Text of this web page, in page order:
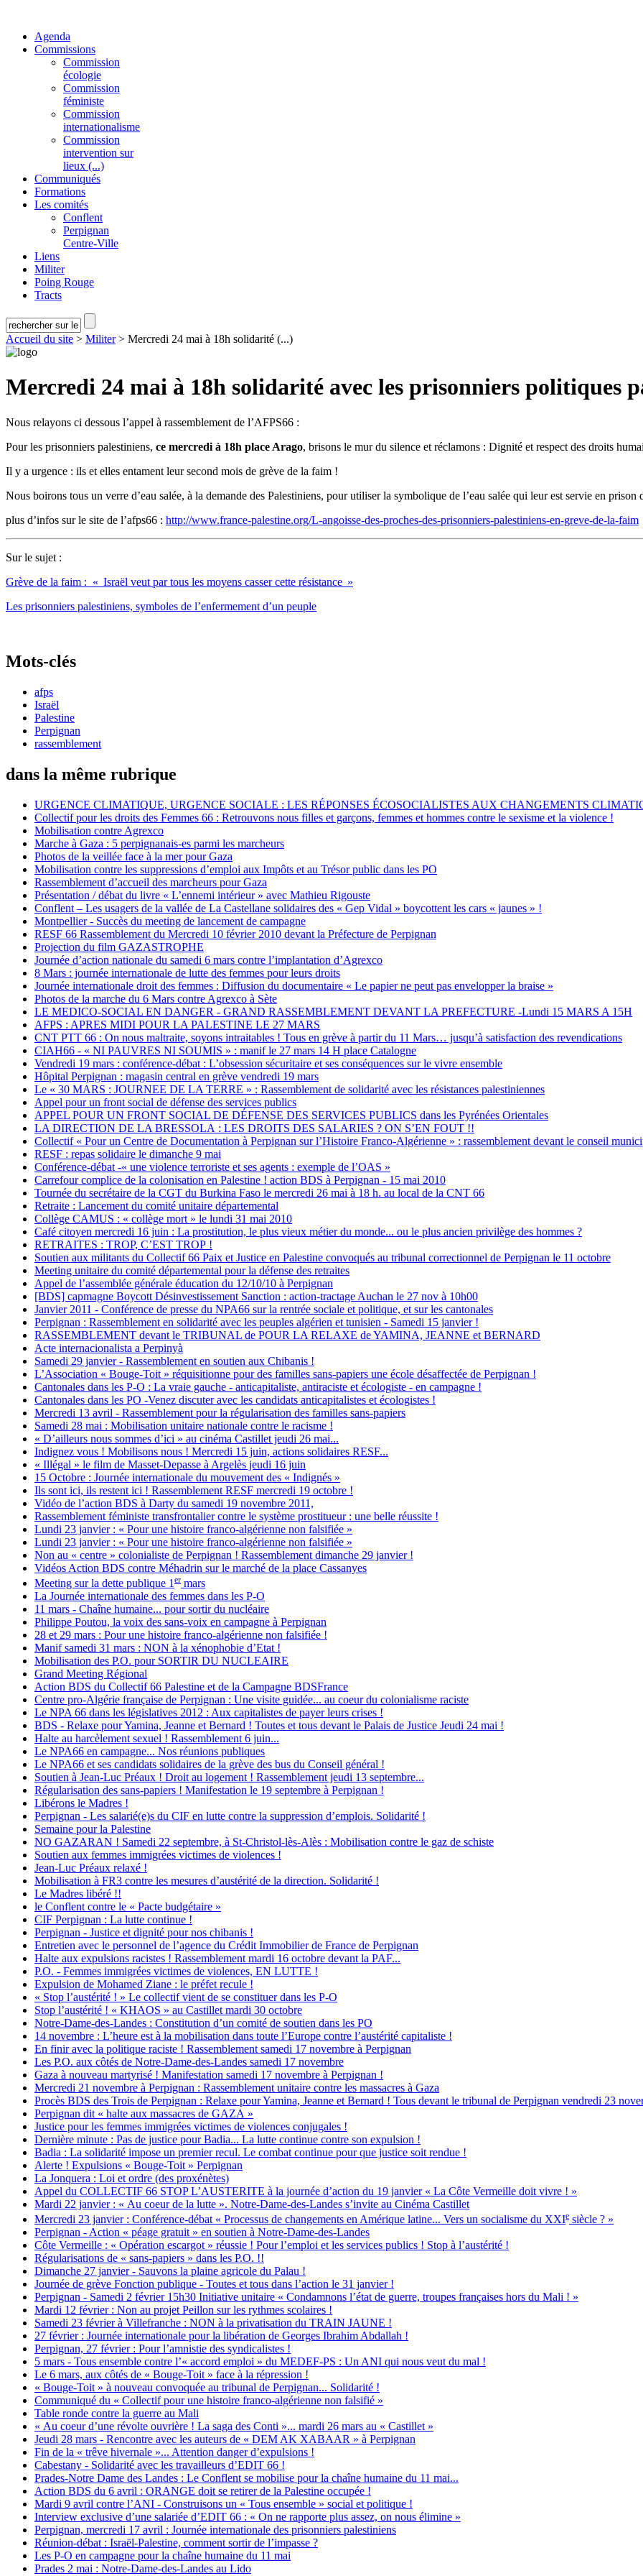
Agenda
Commissions
Commission
écologie
Commission
féministe
Commission
internationalisme
Commission
intervention sur
lieux (...)
Communiqués
Formations
Les comités
Conflent
Perpignan
Centre-Ville
Liens
Militer
Poing Rouge
Tracts
Accueil du site > Militer> Mercredi 24 mai à 18h solidarité (...)
Mercredi 24 mai à 18h solidarité avec les prisonniers politiques
Nous relayons ci dessous l’appel à rassemblement de l’AFPS66 :
Pour les prisonniers palestiniens, ce mercredi à 18h place Arago, brisons le mur du silence et réclamons : Dignité et respect des droits
Il y a urgence : ils et elles entament leur second mois de grève de la faim !
Nous boirons tous un verre d’eau salée, à la demande des Palestiniens, pour utiliser la symbolique de l’eau salée qui leur est servie en prison
plus d’infos sur le site de l’afps66 : http://www.france-palestine.org/L-angoisse-des-proches-des-prisonniers-palestiniens-en-greve-de-la-faim
Sur le sujet :
Grève de la faim : « Israël veut par tous les moyens casser cette résistance »
Les prisonniers palestiniens, symboles de l’enfermement d’un peuple
Mots-clés
afps
Israël
Palestine
Perpignan
rassemblement
dans la même rubrique
URGENCE CLIMATIQUE, URGENCE SOCIALE : LES RÉPONSES ÉCOSOCIALISTES AUX CHANGEMENTS
Collectif pour les droits des Femmes 66 : Retrouvons nous filles et garçons, femmes et hommes contre le sexisme et la violence !
Mobilisation contre Agrexco
Marche à Gaza : 5 perpignanais-es parmi les marcheurs
Photos de la veillée face à la mer pour Gaza
Mobilisation contre les suppressions d’emploi aux Impôts et au Trésor public dans les PO
Rassemblement d’accueil des marcheurs pour Gaza
Présentation / débat du livre « L’ennemi intérieur » avec Mathieu Rigouste
Conflent – Les usagers de la vallée de La Castellane solidaires des « Gep Vidal » boycottent les cars « jaunes » !
Montpellier - Succès du meeting de lancement de campagne
RESF 66 Rassemblement du Mercredi 10 février 2010 devant la Préfecture de Perpignan
Projection du film GAZASTROPHE
Journée d’action nationale du samedi 6 mars contre l’implantation d’Agrexco
8 Mars : journée internationale de lutte des femmes pour leurs droits
Journée internationale droit des femmes : Diffusion du documentaire « Le papier ne peut pas envelopper la braise »
Photos de la marche du 6 Mars contre Agrexco à Sète
LE MEDICO-SOCIAL EN DANGER - GRAND RASSEMBLEMENT DEVANT LA PREFECTURE -Lundi 15 MARS A 15H
AFPS : APRES MIDI POUR LA PALESTINE LE 27 MARS
CNT PTT 66 : On nous maltraite, soyons intraitables ! Tous en grève à partir du 11 Mars… jusqu’à satisfaction des revendications
CIAH66 - « NI PAUVRES NI SOUMIS » : manif le 27 mars 14 H place Catalogne
Vendredi 19 mars : conférence-débat : L’obsession sécuritaire et ses conséquences sur le vivre ensemble
Hôpital Perpignan : magasin central en grève vendredi 19 mars
Le « 30 MARS : JOURNEE DE LA TERRE » : Rassemblement de solidarité avec les résistances palestiniennes
Appel pour un front social de défense des services publics
APPEL POUR UN FRONT SOCIAL DE DÉFENSE DES SERVICES PUBLICS dans les Pyrénées Orientales
LA DIRECTION DE LA BRESSOLA : LES DROITS DES SALARIES ? ON S’EN FOUT !!
Collectif « Pour un Centre de Documentation à Perpignan sur l’Histoire Franco-Algérienne » : rassemblement devant le conseil
RESF : repas solidaire le dimanche 9 mai
Conférence-débat -« une violence terroriste et ses agents : exemple de l’OAS »
Carrefour complice de la colonisation en Palestine ! action BDS à Perpignan - 15 mai 2010
Tournée du secrétaire de la CGT du Burkina Faso le mercredi 26 mai à 18 h. au local de la CNT 66
Retraite : Lancement du comité unitaire départemental
Collège CAMUS : « collège mort » le lundi 31 mai 2010
Café citoyen mercredi 16 juin : La prostitution, le plus vieux métier du monde... ou le plus ancien privilège des hommes ?
RETRAITES : TROP, C’EST TROP !
Soutien aux militants du Collectif 66 Paix et Justice en Palestine convoqués au tribunal correctionnel de Perpignan le 11 octobre
Meeting unitaire du comité départemental pour la défense des retraites
Appel de l’assemblée générale éducation du 12/10/10 à Perpignan
[BDS] capmagne Boycott Désinvestissement Sanction : action-tractage Auchan le 27 nov à 10h00
Janvier 2011 - Conférence de presse du NPA66 sur la rentrée sociale et politique, et sur les cantonales
Perpignan : Rassemblement en solidarité avec les peuples algérien et tunisien - Samedi 15 janvier !
RASSEMBLEMENT devant le TRIBUNAL de POUR LA RELAXE de YAMINA, JEANNE et BERNARD
Acte internacionalista a Perpinyà
Samedi 29 janvier - Rassemblement en soutien aux Chibanis !
L’Association « Bouge-Toit » réquisitionne pour des familles sans-papiers une école désaffectée de Perpignan !
Cantonales dans les P-O : La vraie gauche - anticapitaliste, antiraciste et écologiste - en campagne !
Cantonales dans les PO -Venez discuter avec les candidats anticapitalistes et écologistes !
Mercredi 13 avril - Rassemblement pour la régularisation des familles sans-papiers
Samedi 28 mai : Mobilisation unitaire nationale contre le racisme !
« D’ailleurs nous sommes d’ici » au cinéma Castillet jeudi 26 mai...
Indignez vous ! Mobilisons nous ! Mercredi 15 juin, actions solidaires RESF...
« Illégal » le film de Masset-Depasse à Argelès jeudi 16 juin
15 Octobre : Journée internationale du mouvement des « Indignés »
Ils sont ici, ils restent ici ! Rassemblement RESF mercredi 19 octobre !
Vidéo de l’action BDS à Darty du samedi 19 novembre 2011,
Rassemblement féministe transfrontalier contre le système prostitueur : une belle réussite !
Lundi 23 janvier : « Pour une histoire franco-algérienne non falsifiée »
Lundi 23 janvier : « Pour une histoire franco-algérienne non falsifiée »
Non au « centre » colonialiste de Perpignan ! Rassemblement dimanche 29 janvier !
Vidéos Action BDS contre Méhadrin sur le marché de la place Cassanyes
Meeting sur la dette publique 1 er mars
La Journée internationale des femmes dans les P-O
11 mars - Chaîne humaine... pour sortir du nucléaire
Philippe Poutou, la voix des sans-voix en campagne à Perpignan
28 et 29 mars : Pour une histoire franco-algérienne non falsifiée !
Manif samedi 31 mars : NON à la xénophobie d’Etat !
Mobilisation des P.O. pour SORTIR DU NUCLEAIRE
Grand Meeting Régional
Action BDS du Collectif 66 Palestine et de la Campagne BDSFrance
Centre pro-Algérie française de Perpignan : Une visite guidée... au coeur du colonialisme raciste
Le NPA 66 dans les législatives 2012 : Aux capitalistes de payer leurs crises !
BDS - Relaxe pour Yamina, Jeanne et Bernard ! Toutes et tous devant le Palais de Justice Jeudi 24 mai !
Halte au harcèlement sexuel ! Rassemblement 6 juin...
Le NPA66 en campagne... Nos réunions publiques
Le NPA66 et ses candidats solidaires de la grève des bus du Conseil général !
Soutien à Jean-Luc Préaux ! Droit au logement ! Rassemblement jeudi 13 septembre...
Régularisation des sans-papiers ! Manifestation le 19 septembre à Perpignan !
Libérons le Madres !
Perpignan - Les salarié(e)s du CIF en lutte contre la suppression d’emplois. Solidarité !
Semaine pour la Palestine
NO GAZARAN ! Samedi 22 septembre, à St-Christol-lès-Alès : Mobilisation contre le gaz de schiste
Soutien aux femmes immigrées victimes de violences !
Jean-Luc Préaux relaxé !
Mobilisation à FR3 contre les mesures d’austérité de la direction. Solidarité !
Le Madres libéré !!
le Conflent contre le « Pacte budgétaire »
CIF Perpignan : La lutte continue !
Perpignan - Justice et dignité pour nos chibanis !
Entretien avec le personnel de l’agence du Crédit Immobilier de France de Perpignan
Halte aux expulsions racistes ! Rassemblement mardi 16 octobre devant la PAF...
P.O. - Femmes immigrées victimes de violences, EN LUTTE !
Expulsion de Mohamed Ziane : le préfet recule !
« Stop l’austérité ! » Le collectif vient de se constituer dans les P-O
Stop l’austérité ! « KHAOS » au Castillet mardi 30 octobre
Notre-Dame-des-Landes : Constitution d’un comité de soutien dans les PO
14 novembre : L’heure est à la mobilisation dans toute l’Europe contre l’austérité capitaliste !
En finir avec la politique raciste ! Rassemblement samedi 17 novembre à Perpignan
Les P.O. aux côtés de Notre-Dame-des-Landes samedi 17 novembre
Gaza à nouveau martyrisé ! Manifestation samedi 17 novembre à Perpignan !
Mercredi 21 novembre à Perpignan : Rassemblement unitaire contre les massacres à Gaza
Procès BDS des Trois de Perpignan : Relaxe pour Yamina, Jeanne et Bernard ! Tous devant le tribunal de Perpignan vendredi 23
Perpignan dit « halte aux massacres de GAZA »
Justice pour les femmes immigrées victimes de violences conjugales !
Dernière minute : Pas de justice pour Badia... La lutte continue contre son expulsion !
Badia : La solidarité impose un premier recul. Le combat continue pour que justice soit rendue !
Alerte ! Expulsions « Bouge-Toit » Perpignan
La Jonquera : Loi et ordre (des proxénètes)
Appel du COLLECTIF 66 STOP L’AUSTERITE à la journée d’action du 19 janvier « La Côte Vermeille doit vivre ! »
Mardi 22 janvier : « Au coeur de la lutte ». Notre-Dame-des-Landes s’invite au Cinéma Castillet
Mercredi 23 janvier : Conférence-débat « Processus de changements en Amérique latine... Vers un socialisme du XXIe siècle ? »
Perpignan - Action « péage gratuit » en soutien à Notre-Dame-des-Landes
Côte Vermeille : « Opération escargot » réussie ! Pour l’emploi et les services publics ! Stop à l’austérité !
Régularisations de « sans-papiers » dans les P.O. !!
Dimanche 27 janvier - Sauvons la plaine agricole du Palau !
Journée de grève Fonction publique - Toutes et tous dans l’action le 31 janvier !
Perpignan - Samedi 2 février 15h30 Initiative unitaire « Condamnons l’état de guerre, troupes françaises hors du Mali ! »
Mardi 12 février : Non au projet Peillon sur les rythmes scolaires !
Samedi 23 février à Villefranche : NON à la privatisation du TRAIN JAUNE !
27 février : Journée internationale pour la libération de Georges Ibrahim Abdallah !
Perpignan, 27 février : Pour l’amnistie des syndicalistes !
5 mars - Tous ensemble contre l’« accord emploi » du MEDEF-PS : Un ANI qui nous veut du mal !
Le 6 mars, aux côtés de « Bouge-Toit » face à la répression !
« Bouge-Toit » à nouveau convoquée au tribunal de Perpignan... Solidarité !
Communiqué du « Collectif pour une histoire franco-algérienne non falsifié »
Table ronde contre la guerre au Mali
« Au coeur d’une révolte ouvrière ! La saga des Conti »... mardi 26 mars au « Castillet »
Jeudi 28 mars - Rencontre avec les auteurs de « DEM AK XABAAR » à Perpignan
Fin de la « trêve hivernale »... Attention danger d’expulsions !
Cabestany - Solidarité avec les travailleurs d’EDIT 66 !
Prades-Notre Dame des Landes : Le Conflent se mobilise pour la chaîne humaine du 11 mai...
Action BDS du 6 avril : ORANGE doit se retirer de la Palestine occupée !
Mardi 9 avril contre l’ANI - Construisons un « Tous ensemble » social et politique !
Interview exclusive d’une salariée d’EDIT 66 : « On ne rapporte plus assez, on nous élimine »
Perpignan, mercredi 17 avril : Journée internationale des prisonniers palestiniens
Réunion-débat : Israël-Palestine, comment sortir de l’impasse ?
Les P-O en campagne pour la chaîne humaine du 11 mai
Prades 2 mai : Notre-Dame-des-Landes au Lido